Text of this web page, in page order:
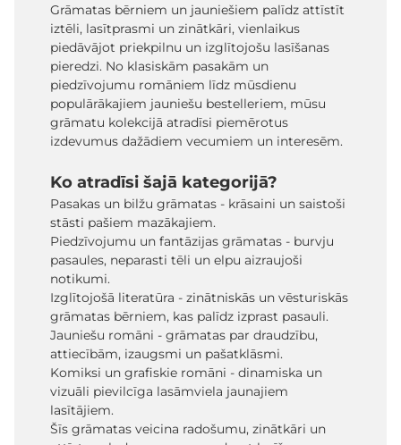
Grāmatas bērniem un jauniešiem palīdz attīstīt
iztēli, lasītprasmi un zinātkāri, vienlaikus
piedāvājot priekpilnu un izglītojošu lasīšanas
pieredzi. No klasiskām pasakām un
piedzīvojumu romāniem līdz mūsdienu
populārākajiem jauniešu bestelleriem, mūsu
grāmatu kolekcijā atradīsi piemērotus
izdevumus dažādiem vecumiem un interesēm.
Ko atradīsi šajā kategorijā?
Pasakas un bilžu grāmatas - krāsaini un saistoši
stāsti pašiem mazākajiem.
Piedzīvojumu un fantāzijas grāmatas - burvju
pasaules, neparasti tēli un elpu aizraujoši
notikumi.
Izglītojošā literatūra - zinātniskās un vēsturiskās
grāmatas bērniem, kas palīdz izprast pasauli.
Jauniešu romāni - grāmatas par draudzību,
attiecībām, izaugsmi un pašatklāsmi.
Komiksi un grafiskie romāni - dinamiska un
vizuāli pievilcīga lasāmviela jaunajiem
lasītājiem.
Šīs grāmatas veicina radošumu, zinātkāri un